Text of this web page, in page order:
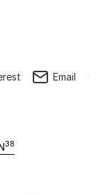
Email
38